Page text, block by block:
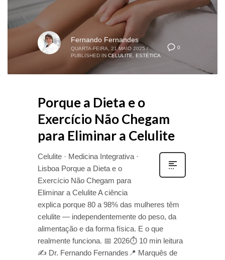
0
Fernando Fernandes
QUARTA-FEIRA, 21 MAIO 2025 /
PUBLISHED IN CELULITE ESTÉTICA
Porque a Dieta e o
Exercício Não Chegam
para Eliminar a Celulite
Celulite · Medicina Integrativa ·
Lisboa Porque a Dieta e o
Exercício Não Chegam para
Eliminar a Celulite A ciência
explica porque 80 a 98% das mulheres têm
celulite — independentemente do peso, da
alimentação e da forma física. E o que
realmente funciona. 📅 2026⏱ 10 min leitura
✍️ Dr. Fernando Fernandes📍 Marquês de